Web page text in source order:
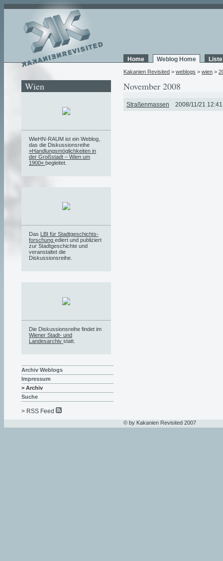
Home Weblog Home
Kakanien Revisited > weblogs > wien >
November 2008
Straßenmassen 2008/11/21 12:41
Wien
WieHN-RAUM ist ein Weblog,
das die Diskussionsreihe
»Handlungsmöglichkeiten in
der Großstadt – Wien um
1900« begleitet.
Das LBI für Stadtgeschichts-
forschung ediert und publiziert
zur Stadtgeschichte und
veranstaltet die
Diskussionsreihe.
Die Diskussionsreihe findet im
Wiener Stadt- und
Landesarchiv statt.
Archiv Weblogs
Impressum
> Archiv
Suche
> RSS Feed
© by Kakanien Revisited 2007